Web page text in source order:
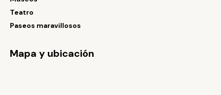
Teatro
Paseos maravillosos
Mapa y ubicación